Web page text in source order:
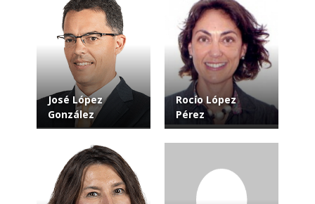
José López
González
Rocío López
Pérez